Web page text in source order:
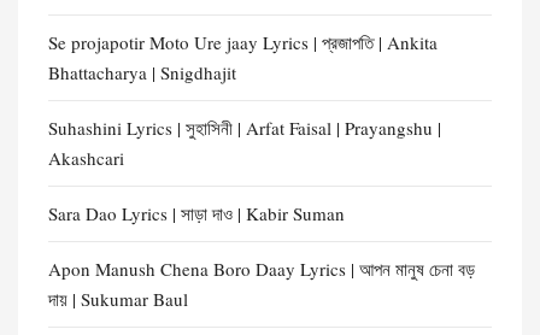
Se projapotir Moto Ure jaay Lyrics | প্রজাপতি | Ankita
Bhattacharya | Snigdhajit
Suhashini Lyrics | সুহাসিনী | Arfat Faisal | Prayangshu |
Akashcari
Sara Dao Lyrics | সাড়া দাও | Kabir Suman
Apon Manush Chena Boro Daay Lyrics | আপন মানুষ চেনা বড়
দায় | Sukumar Baul